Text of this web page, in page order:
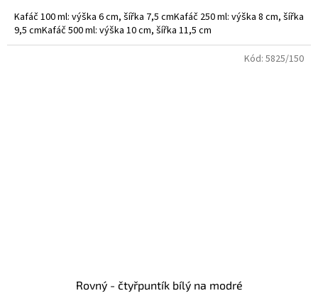
Kafáč 100 ml: výška 6 cm, šířka 7,5 cmKafáč 250 ml: výška 8 cm, šířka
9,5 cmKafáč 500 ml: výška 10 cm, šířka 11,5 cm
Rovný - čtyřpuntík bílý na modré
Kód: 5825/150